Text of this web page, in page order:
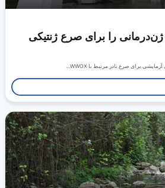
ژن‌درمانی را برای صرع ژنتیکی